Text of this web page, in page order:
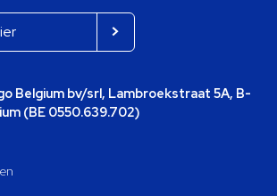
Belgium bv/srl, Lambroekstraat 5A, B-
(BE 0550.639.702)